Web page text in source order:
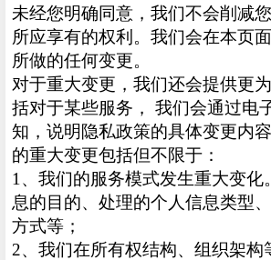
未经您明确同意，我们不会削减
所应享有的权利。我们会在本页
所做的任何变更。
对于重大变更，我们还会提供更
括对于某些服务， 我们会通过电
知，说明隐私政策的具体变更内
的重大变更包括但不限于：
1、我们的服务模式发生重大变化
息的目的、处理的个人信息类型
方式等；
2、我们在所有权结构、组织架构